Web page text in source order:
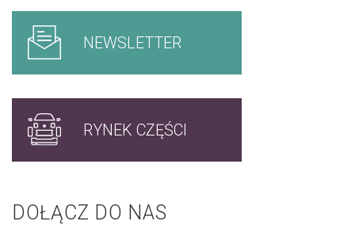
NEWSLETTER
RYNEK CZĘŚCI
DOŁĄCZ DO NAS